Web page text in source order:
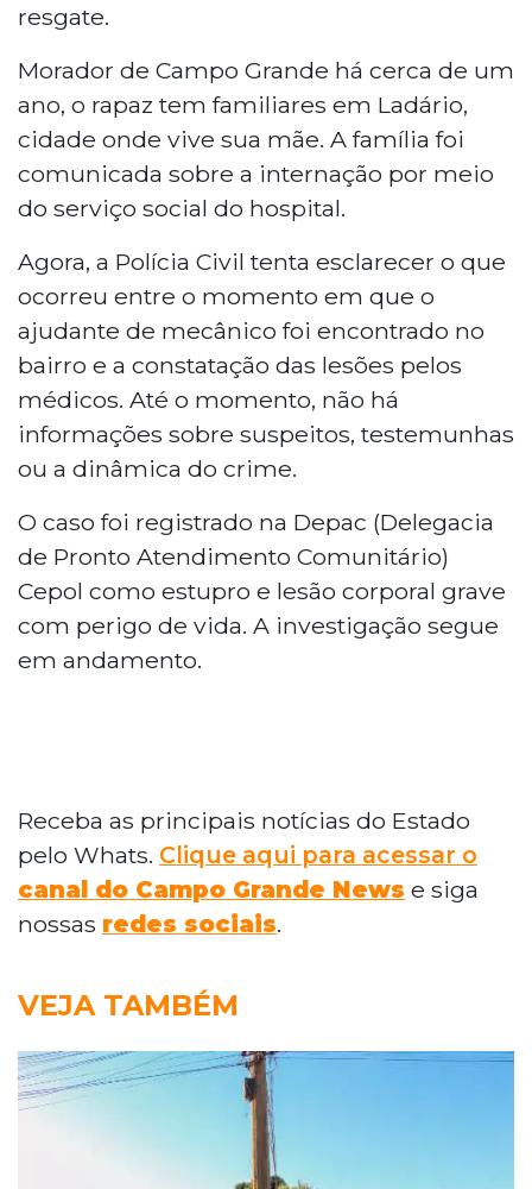
resgate.
Morador de Campo Grande há cerca de um
ano, o rapaz tem familiares em Ladário,
cidade onde vive sua mãe. A família foi
comunicada sobre a internação por meio
do serviço social do hospital.
Agora, a Polícia Civil tenta esclarecer o que
ocorreu entre o momento em que o
ajudante de mecânico foi encontrado no
bairro e a constatação das lesões pelos
médicos. Até o momento, não há
informações sobre suspeitos, testemunhas
ou a dinâmica do crime.
O caso foi registrado na Depac (Delegacia
de Pronto Atendimento Comunitário)
Cepol como estupro e lesão corporal grave
com perigo de vida. A investigação segue
em andamento.
Receba as principais notícias do Estado
pelo Whats. Clique aqui para acessar o
canal do Campo Grande News e siga
nossas redes sociais.
VEJA TAMBÉM